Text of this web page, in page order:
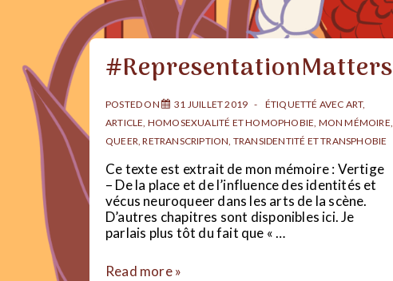
#RepresentationMatters
POSTED ON 31 JUILLET 2019 ÉTIQUETTÉ AVEC ART,
ARTICLE, HOMOSEXUALITÉ ET HOMOPHOBIE, MON MÉMOIRE,
QUEER,RETRANSCRIPTION, TRANSIDENTITÉ ET TRANSPHOBIE
Ce texte est extrait de mon mémoire : Vertige
– De la place et de l’influence des identités et
vécus neuroqueer dans les arts de la scène.
D’autres chapitres sont disponibles ici. Je
parlais plus tôt du fait que « …
#RepresentationMatters
Read more »